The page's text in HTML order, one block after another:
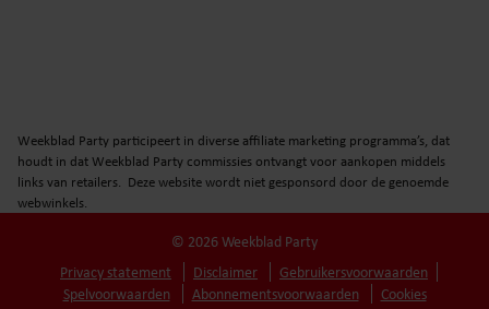
Weekblad Party participeert in diverse affiliate marketing programma’s, dat
houdt in dat Weekblad Party commissies ontvangt voor aankopen middels
links van retailers. Deze website wordt niet gesponsord door de genoemde
webwinkels.
© 2026 Weekblad Party
Privacy statement
Disclaimer
Gebruikersvoorwaarden
Spelvoorwaarden
Abonnementsvoorwaarden Cookies